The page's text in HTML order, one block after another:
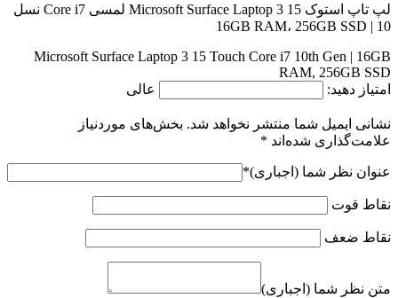
لپ تاپ استوک Microsoft Surface Laptop 3 15 لمسی Core i7 نسل
10 | 16GB RAM، 256GB SSD
Microsoft Surface Laptop 3 15 Touch Core i7 10th Gen | 16GB
RAM, 256GB SSD
امتیاز دهید:
عالی
نشانی ایمیل شما منتشر نخواهد شد. بخش‌های موردنیاز
علامت‌گذاری شده‌اند *
عنوان نظر شما (اجباری)*
نقاط قوت
نقاط ضعف
متن نظر شما (اجباری)